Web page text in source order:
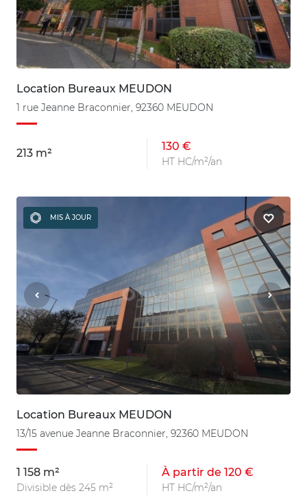
Location Bureaux MEUDON
1 rue Jeanne Braconnier, 92360 MEUDON
213 m²
130 €
HT HC/m²/an
MIS À JOUR
Location Bureaux MEUDON
13/15 avenue Jeanne Braconnier, 92360 MEUDON
1 158 m²
Divisible dès 245 m²
À partir de 120 €
HT HC/m²/an